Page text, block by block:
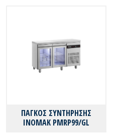
ΠΑΓΚΟΣ ΣΥΝΤΗΡΗΣΗΣ
ΙΝΟΜΑΚ PMRP99/GL